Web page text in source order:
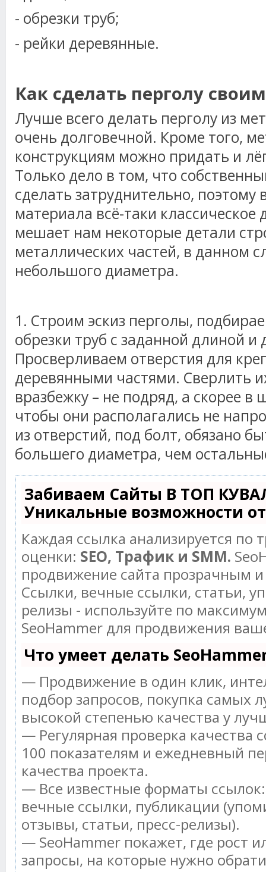
- обрезки труб;
- рейки деревянные.
Как сделать перголу
Лучше всего делать перголу из
очень долговечной. Кроме того,
конструкциям можно придать и
Только дело в том, что
сделать затруднительно, поэтому
материала всё-таки классическое
мешает нам некоторые детали
металлических частей, в данном
небольшого диаметра.
1. Строим эскиз перголы,
обрезки труб с заданной длиной
Просверливаем отверстия для
деревянными частями. Сверлить
вразбежку – не подряд, а скорее
чтобы они располагались не
из отверстий, под болт, обязано
большего диаметра, чем
Забиваем Сайты В ТОП
Уникальные возможности
Каждая ссылка анализируется по
оценки: SEO, Трафик и SMM.
продвижение сайта прозрачным
Ссылки, вечные ссылки, статьи,
релизы - используйте по
SeoHammer для продвижения
Что умеет делать
— Продвижение в один клик,
подбор запросов, покупка самых
высокой степенью качества у
— Регулярная проверка качества
100 показателям и ежедневный
качества проекта.
— Все известные форматы
вечные ссылки, публикации
отзывы, статьи, пресс-релизы).
— SeoHammer покажет, где рост
запросы, на которые нужно